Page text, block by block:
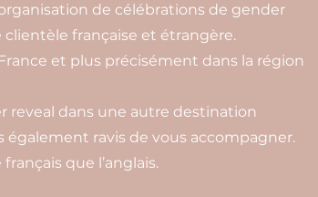
de célébrations de gender
clientèle française et étrangère.
et plus précisément dans la région
reveal dans une autre destination
également ravis de vous accompagner.
que l’anglais.